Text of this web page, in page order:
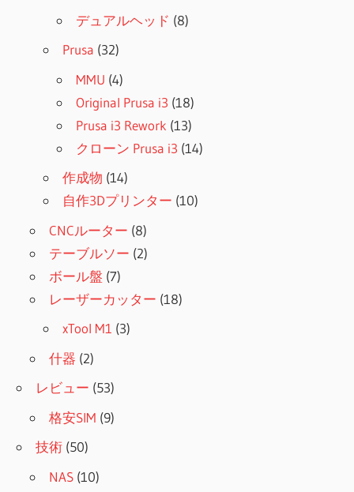
デュアルヘッド (8)
Prusa (32)
MMU (4)
Original Prusa i3 (18)
Prusa i3 Rework (13)
クローン Prusa i3 (14)
作成物 (14)
自作3Dプリンター (10)
CNCルーター (8)
テーブルソー (2)
ボール盤 (7)
レーザーカッター (18)
xTool M1 (3)
什器 (2)
レビュー (53)
格安SIM (9)
技術 (50)
NAS (10)